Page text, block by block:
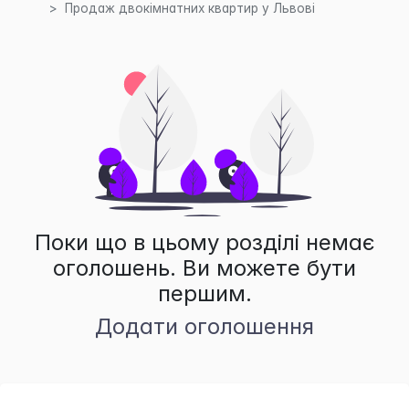
Продаж двокімнатних квартир у Львові
Поки що в цьому розділі немає
оголошень. Ви можете бути
першим.
Додати оголошення